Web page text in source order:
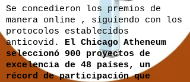
Se concedieron los premios de
manera online , siguiendo con los
protocolos establecidos
anticovid. El Chicago Atheneum
seleccionó 900 proyectos de
excelencia de 48 países, un
récord de participación que